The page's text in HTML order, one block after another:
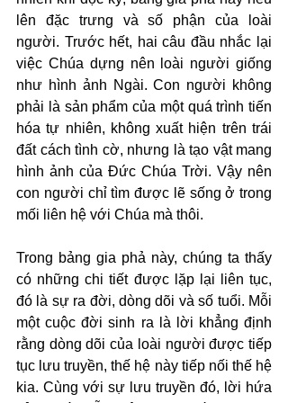
lên đặc trưng và số phận của loài
người. Trước hết, hai câu đầu nhắc lại
việc Chúa dựng nên loài người giống
như hình ảnh Ngài. Con người không
phải là sản phẩm của một quá trình tiến
hóa tự nhiên, không xuất hiện trên trái
đất cách tình cờ, nhưng là tạo vật mang
hình ảnh của Đức Chúa Trời. Vậy nên
con người chỉ tìm được lẽ sống ở trong
mối liên hệ với Chúa mà thôi.
Trong bảng gia phả này, chúng ta thấy
có những chi tiết được lặp lại liên tục,
đó là sự ra đời, dòng dõi và số tuổi. Mỗi
một cuộc đời sinh ra là lời khẳng định
rằng dòng dõi của loài người được tiếp
tục lưu truyền, thế hệ này tiếp nối thế hệ
kia. Cùng với sự lưu truyền đó, lời hứa